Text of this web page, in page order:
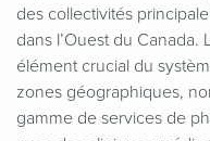
des collectivités
dans l’Ouest du Canada.
élément crucial du
zones géographiques,
gamme de services de